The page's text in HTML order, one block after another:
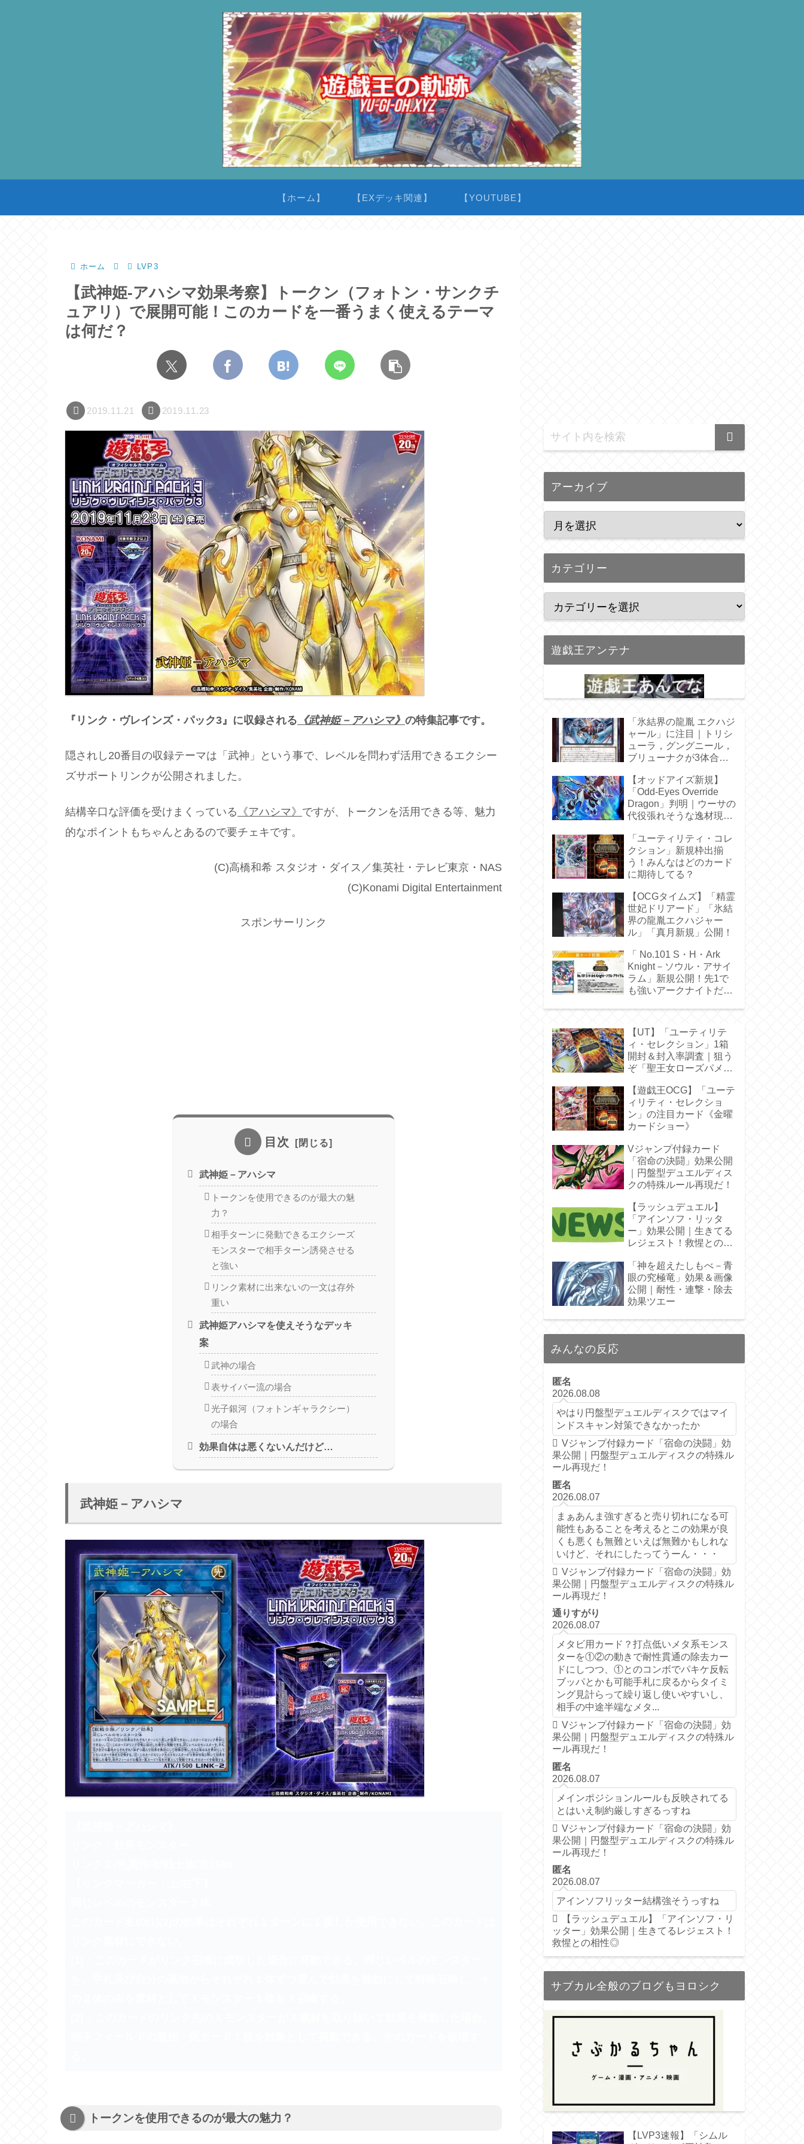
【ホーム】 【EXデッキ関連】 【YOUTUBE】
ホーム LVP3
【武神姫-アハシマ効果考察】トークン（フォトン・サンクチ
ュアリ）で展開可能！このカードを一番うまく使えるテーマ
は何だ？
2019.11.21 2019.11.23
『リンク・ヴレインズ・パック3』に収録される 《武神姫－アハシマ》 の特集記事です。
隠されし20番目の収録テーマは「武神」という事で、レベルを問わず活用できるエクシー
ズサポートリンクが公開されました。
結構辛口な評価を受けまくっている 《アハシマ》 ですが、トークンを活用できる等、魅力
的なポイントもちゃんとあるので要チェキです。
(C)高橋和希 スタジオ・ダイス／集英社・テレビ東京・NAS
(C)Konami Digital Entertainment
スポンサーリンク
目次
武神姫－アハシマ
トークンを使用できるのが最大の魅
力？
相手ターンに発動できるエクシーズ
モンスターで相手ターン誘発させる
と強い
リンク素材に出来ないの一文は存外
重い
武神姫アハシマを使えそうなデッキ
案
武神の場合
表サイバー流の場合
光子銀河（フォトンギャラクシー）
の場合
効果自体は悪くないんだけど…
武神姫－アハシマ
トークンを使用できるのが最大の魅力？
アーカイブ
カテゴリー
遊戯王アンテナ
「氷結界の龍胤 エクハジ
ャール」に注目｜トリシ
ューラ，グングニール，
ブリューナクが3体合
【オッドアイズ新規】
「Odd-Eyes Override
Dragon」判明｜ウーサの
代役張れそうな逸材現
「ユーティリティ・コレ
クション」新規枠出揃
う！みんなはどのカード
に期待してる？
【OCGタイムズ】「精霊
世妃ドリアード」「氷結
界の龍胤エクハジャー
ル」「真月新規」公開！
「 No.101 S・H・Ark
Knight－ソウル・アサイ
ラム」新規公開！先1で
も強いアークナイトだ
【UT】「ユーティリテ
ィ・セレクション」1箱
開封＆封入率調査｜狙う
ぞ「聖王女ローズパメ
【遊戯王OCG】「ユーテ
ィリティ・セレクショ
ン」の注目カード《金曜
カードショー》
Vジャンプ付録カード
「宿命の決闘」効果公開
｜円盤型デュエルディス
クの特殊ルール再現だ！
【ラッシュデュエル】
「アインソフ・リッタ
ー」効果公開｜生きてる
レジェスト！救惺との相
「神を超えたしもべ－青
眼の究極竜」効果＆画像
公開｜耐性・連撃・除去
効果ツエー
みんなの反応
匿名
2026.08.08
やはり円盤型デュエルディスクではマイ
ンドスキャン対策できなかったか
Vジャンプ付録カード「宿命の決闘」効
果公開｜円盤型デュエルディスクの特殊ル
ール再現だ！
匿名
2026.08.07
まぁあんま強すぎると売り切れになる可
能性もあることを考えるとこの効果が良
くも悪くも無難といえば無難かもしれな
いけど、それにしたってうーん・・・
Vジャンプ付録カード「宿命の決闘」効
果公開｜円盤型デュエルディスクの特殊ル
ール再現だ！
通りすがり
2026.08.07
メタビ用カード？打点低いメタ系モンス
ターを①②の動きで耐性貫通の除去カー
ドにしつつ、①とのコンボでパキケ反転
ブッパとかも可能手札に戻るからタイミ
ング見計らって繰り返し使いやすいし、
相手の中途半端なメタ...
Vジャンプ付録カード「宿命の決闘」効
果公開｜円盤型デュエルディスクの特殊ル
ール再現だ！
匿名
2026.08.07
メインポジションルールも反映されてる
とはいえ制約厳しすぎるっすね
Vジャンプ付録カード「宿命の決闘」効
果公開｜円盤型デュエルディスクの特殊ル
ール再現だ！
匿名
2026.08.07
アインソフリッター結構強そうっすね
【ラッシュデュエル】「アインソフ・リ
ッター」効果公開｜生きてるレジェスト！
救惺との相性◎
サブカル全般のブログもヨロシク
【LVP3速報】「シムル